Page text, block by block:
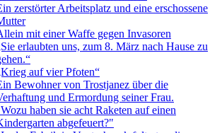
zerstörter Arbeitsplatz und eine erschossene
mit einer Waffe gegen Invasoren
erlaubten uns, zum 8. März nach Hause zu
auf vier Pfoten“
Bewohner von Trostjanez über die
und Ermordung seiner Frau.
haben sie acht Raketen auf einen
abgefeuert?"